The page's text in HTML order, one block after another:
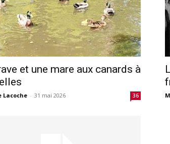
et une mare aux canards à
Lacoche - 31 mai 2026 36